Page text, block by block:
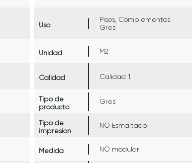
Uso
Pisos, Complementos
Gres
Unidad M2
Calidad Calidad 1
Tipo de
producto
Gres
Tipo de
impresión
NO Esmaltado
Medida NO modular